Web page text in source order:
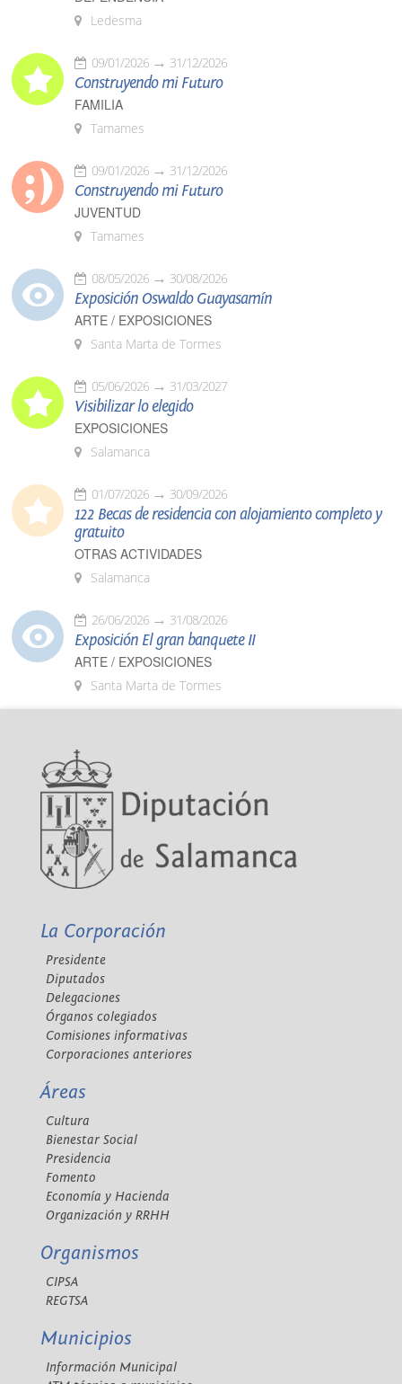
Ledesma
09/01/2026 31/12/2026
Construyendo mi Futuro
FAMILIA
Tamames
09/01/2026 31/12/2026
Construyendo mi Futuro
JUVENTUD
Tamames
08/05/2026 30/08/2026
Exposición Oswaldo Guayasamín
ARTE / EXPOSICIONES
Santa Marta de Tormes
05/06/2026 31/03/2027
Visibilizar lo elegido
EXPOSICIONES
Salamanca
01/07/2026 30/09/2026
122 Becas de residencia con alojamiento completo y
gratuito
OTRAS ACTIVIDADES
Salamanca
26/06/2026 31/08/2026
Exposición El gran banquete II
ARTE / EXPOSICIONES
Santa Marta de Tormes
La Corporación
Presidente
Diputados
Delegaciones
Órganos colegiados
Comisiones informativas
Corporaciones anteriores
Áreas
Cultura
Bienestar Social
Presidencia
Fomento
Economía y Hacienda
Organización y RRHH
Organismos
CIPSA
REGTSA
Municipios
Información Municipal